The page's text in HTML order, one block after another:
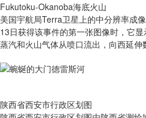
Fukutoku-Okanoba海底火山
美国宇航局Terra卫星上的中分辨率成
13日获得该事件的第一张图像时，它
蒸汽和火山气体从喷口流出，向西延伸
陕西省西安市行政区划图